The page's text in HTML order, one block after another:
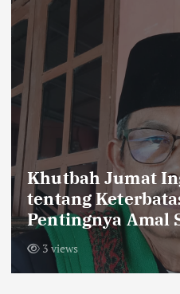
Khutbah Jumat
tentang
Pentingnya Amal
3 views